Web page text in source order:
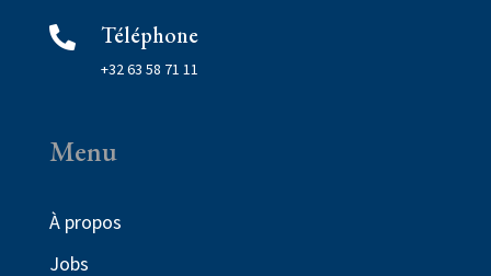
 Téléphone
+32 63 58 71 11
Menu
À propos
Jobs